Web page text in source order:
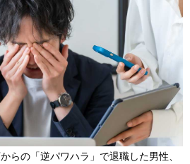
らの「逆パワハラ」で退職した男性、